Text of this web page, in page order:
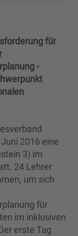
für
-
2016 eine
3) im
24 Lehrer
um sich
für
im inklusiven
erste Tag